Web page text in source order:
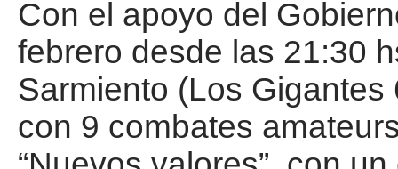
Con el apoyo del
febrero desde las 21:30
Sarmiento (Los
con 9 combates